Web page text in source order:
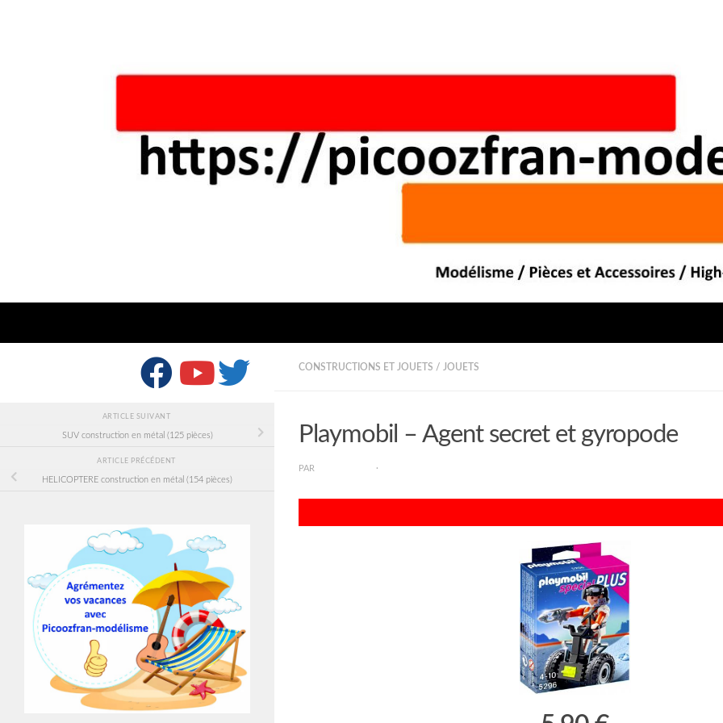
CONSTRUCTIONS ET JOUETS / JOUETS
Playmobil – Agent secret et gyropode
PAR ·
ARTICLE SUIVANT
SUV construction en métal (125 pièces)
ARTICLE PRÉCÉDENT
HELICOPTERE construction en métal (154 pièces)